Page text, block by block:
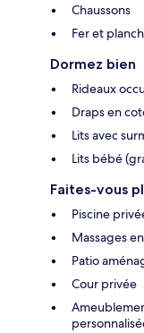
Chaussons
Fer et
Dormez bien
Rideaux
Draps en
Lits avec
Lits bébé
Faites-vous
Piscine
Massages
Patio
Cour privée